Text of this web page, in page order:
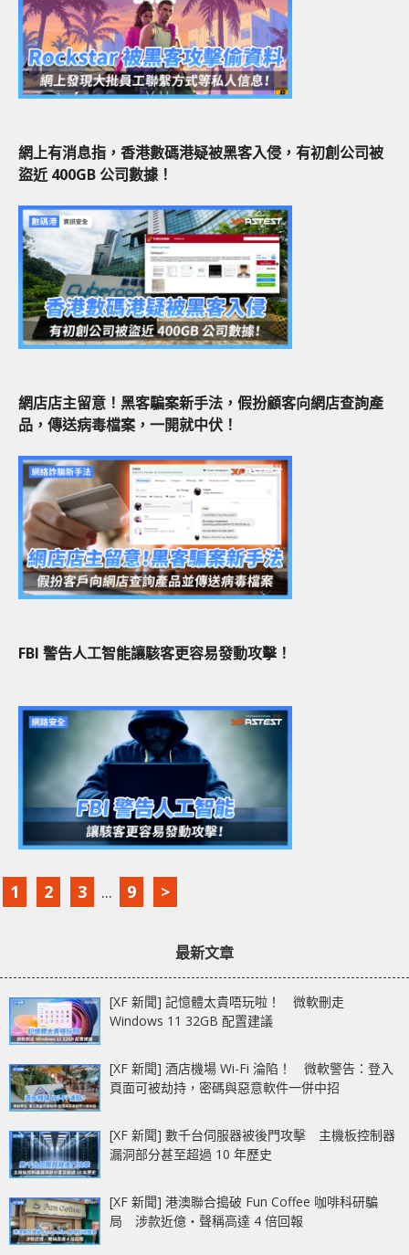
網上有消息指，香港數碼港疑被黑客入侵，有初創公司被
盜近 400GB 公司數據！
網店店主留意！黑客騙案新手法，假扮顧客向網店查詢產
品，傳送病毒檔案，一開就中伏！
FBI 警告人工智能讓駭客更容易發動攻擊！
1 2 3 ... 9 >
最新文章
[XF 新聞] 記憶體太貴唔玩啦！ 微軟刪走
Windows 11 32GB 配置建議
[XF 新聞] 酒店機場 Wi-Fi 淪陷！ 微軟警告：登入
頁面可被劫持，密碼與惡意軟件一併中招
[XF 新聞] 數千台伺服器被後門攻擊 主機板控制器
漏洞部分甚至超過 10 年歷史
[XF 新聞] 港澳聯合搗破 Fun Coffee 咖啡科研騙
局 涉款近億‧聲稱高達 4 倍回報